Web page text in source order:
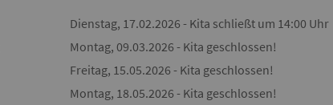
Dienstag, 17.02.2026 - Kita schließt um 14:00 Uhr
Montag, 09.03.2026 - Kita geschlossen!
Freitag, 15.05.2026 - Kita geschlossen!
Montag, 18.05.2026 - Kita geschlossen!